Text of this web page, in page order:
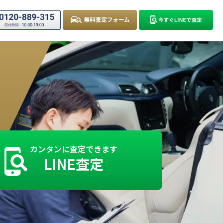
カンタンに査定できます
LINE査定